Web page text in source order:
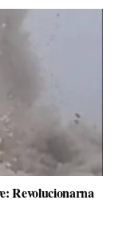
Revolucionarna